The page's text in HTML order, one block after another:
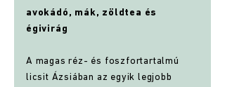
avokádó, mák, zöldtea és
égivirág
A magas réz- és foszfortartalmú
licsit Ázsiában az egyik legjobb